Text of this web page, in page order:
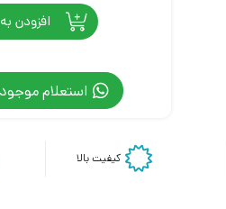
افزودن
استعلام
کیفیت بالا